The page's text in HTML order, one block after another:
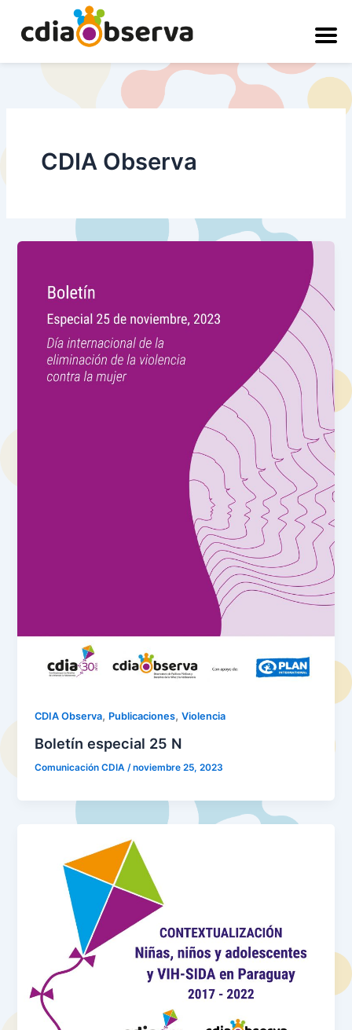
contenido
CDIA Observa
CDIA Observa, Publicaciones,Violencia
Boletín especial 25 N
Comunicación CDIA /noviembre 25, 2023